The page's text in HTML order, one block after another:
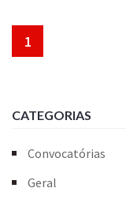
1
CATEGORIAS
Convocatórias
Geral